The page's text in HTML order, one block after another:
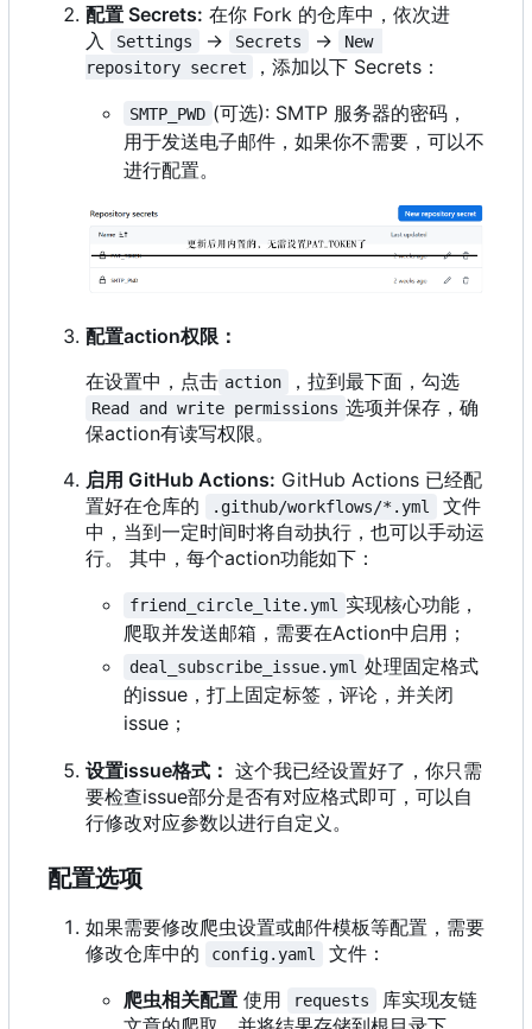
配置 Secrets: 在你 Fork 的仓库中，依次进
入
Settings -> Secrets ->
New
repository secret
，添加以下 Secrets ：
SMTP_PWD (可选): SMTP 服务器的密码，
用于发送电子邮件，如果你不需要，可以不
进行配置。
配置action权限：
在设置中，点击 action ，拉到最下面，勾选
Read and write permissions 选项并保存，确
保action有读写权限。
启用 GitHub Actions: GitHub Actions 已经配
置好在仓库的
.github/workflows/*.yml
文件
中，当到一定时间时将自动执行，也可以手动运
行。 其中，每个action功能如下：
friend_circle_lite.yml
实现核心功能，
爬取并发送邮箱，需要在Action中启用；
deal_subscribe_issue.yml 处理固定格式
的issue，打上固定标签，评论，并关闭
issue；
设置issue格式： 这个我已经设置好了，你只需
要检查issue部分是否有对应格式即可，可以自
行修改对应参数以进行自定义。
配置选项
如果需要修改爬虫设置或邮件模板等配置，需要
修改仓库中的
config.yaml
文件：
爬虫相关配置 使用 requests
库实现友链